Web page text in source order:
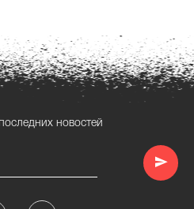
новостей